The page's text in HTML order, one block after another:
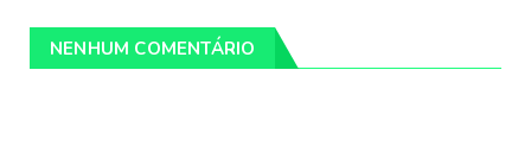
NENHUM COMENTÁRIO